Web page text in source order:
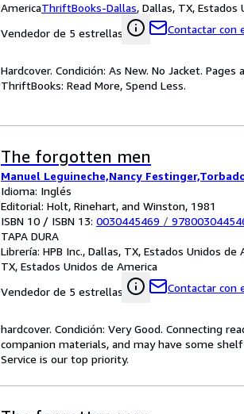
AmericaThriftBooks-Dallas, Dallas, TX, Estados
Vendedor de 5 estrellas
Contactar con
Hardcover. Condición: As New. No Jacket.
ThriftBooks: Read More, Spend Less.
The forgotten men
Manuel Leguineche,Nancy
Idioma: Inglés
Editorial: Holt, Rinehart, and Winston, 1981
ISBN 10 / ISBN 13: 0030445469 /
TAPA DURA
Librería: HPB Inc., Dallas, TX, Estados Unidos de
TX, Estados Unidos de America
Vendedor de 5 estrellas
Contactar con
hardcover. Condición: Very Good. Connecting
companion materials, and may have some
Service is our top priority.